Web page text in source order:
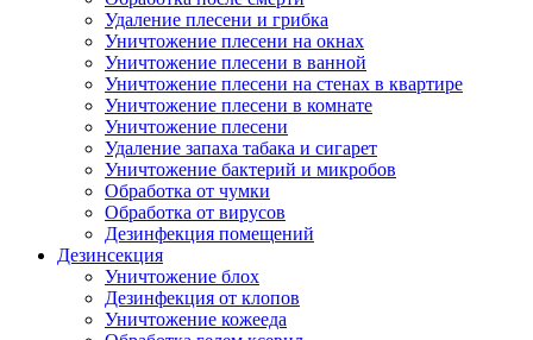
Удаление плесени и грибка
Уничтожение плесени на окнах
Уничтожение плесени в ванной
Уничтожение плесени на стенах в квартире
Уничтожение плесени в комнате
Уничтожение плесени
Удаление запаха табака и сигарет
Уничтожение бактерий и микробов
Обработка от чумки
Обработка от вирусов
Дезинфекция помещений
Дезинсекция
Уничтожение блох
Дезинфекция от клопов
Уничтожение кожееда